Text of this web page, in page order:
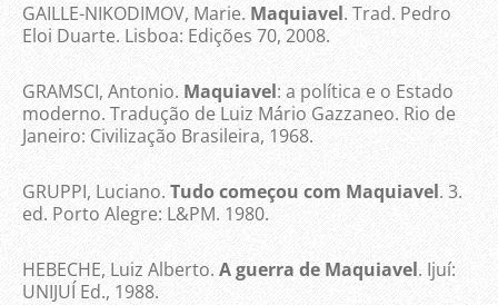
GAILLE-NIKODIMOV, Marie. Maquiavel. Trad. Pedro
Eloi Duarte. Lisboa: Edições 70, 2008.
GRAMSCI, Antonio. Maquiavel: a política e o Estado
moderno. Tradução de Luiz Mário Gazzaneo. Rio de
Janeiro: Civilização Brasileira, 1968.
GRUPPI, Luciano. Tudo começou com Maquiavel. 3.
ed. Porto Alegre: L&PM. 1980.
HEBECHE, Luiz Alberto. A guerra de Maquiavel. Ijuí:
UNIJUÍ Ed., 1988.